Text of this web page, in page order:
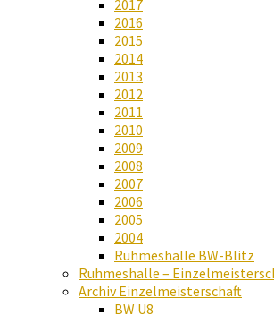
2017
2016
2015
2014
2013
2012
2011
2010
2009
2008
2007
2006
2005
2004
Ruhmeshalle BW-Blitz
Ruhmeshalle –
Archiv Einzelmeisterschaft
BW U8